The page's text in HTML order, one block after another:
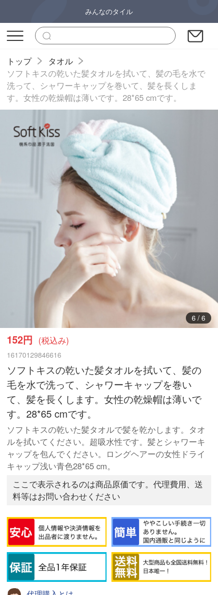
みんなのタイル
トップ
タオル
ソフトキスの乾いた髪タオルを拭いて、髪の毛を水で
洗って、シャワーキャップを巻いて、髪を長くしま
す。女性の乾燥帽は薄いです。28*65 cmです。
1/ 6
152円 (税込み)
16170129846616
ソフトキスの乾いた髪タオルを拭いて、髪の
毛を水で洗って、シャワーキャップを巻い
て、髪を長くします。女性の乾燥帽は薄いで
す。28*65 cmです。
ソフトキスの乾いた髪タオルで髪を乾かします。タオ
ルを拭いてください。超吸水性です。髪とシャワーキ
ャップを包んでください。ロングヘアーの女性ドライ
キャップ浅い青色28*65 cm。
ここで表示されるのは商品原価です。代理費用、送
料等はお問い合わせください